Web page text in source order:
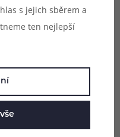
s jejich sběrem a
ten nejlepší